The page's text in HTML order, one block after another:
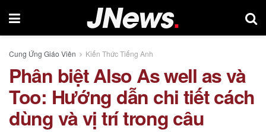
Cung Ứng Giáo Viên Kiến Thức Tiếng Anh
Phân biệt Also As well as và
Too: Hướng dẫn chi tiết cách
dùng và vị trí trong câu